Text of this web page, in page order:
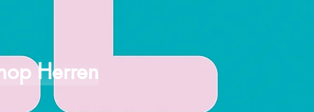
Herren